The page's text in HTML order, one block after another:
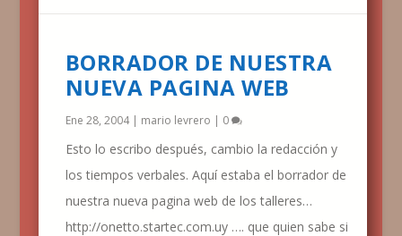
BORRADOR DE NUESTRA
NUEVA PAGINA WEB
Ene 28, 2004| mario levrero | 0
Esto lo escribo después, cambio la redacción y
los tiempos verbales. Aquí estaba el borrador de
nuestra nueva pagina web de los talleres…
http://onetto.startec.com.uy …. que quien sabe si